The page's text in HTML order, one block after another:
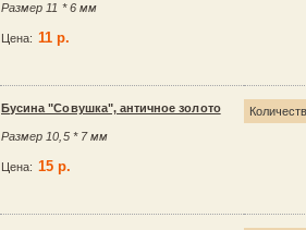
Размер 11 * 6 мм
Цена: 11 р.
Бусина "Совушка", античное золото
Размер 10,5 * 7 мм
Цена: 15 р.